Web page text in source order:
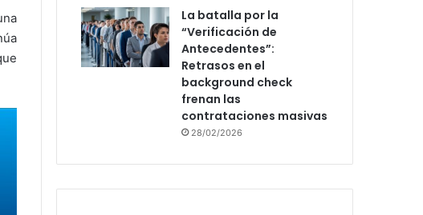
La batalla por la
“Verificación de
Antecedentes”:
Retrasos en el
background check
frenan las
contrataciones masivas
28/02/2026